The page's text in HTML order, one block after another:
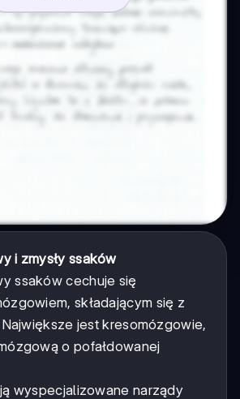
i zmysły ssaków
ssaków cechuje się
składającym się z
jest kresomózgowie,
o pofałdowanej
wyspecjalizowane narządy